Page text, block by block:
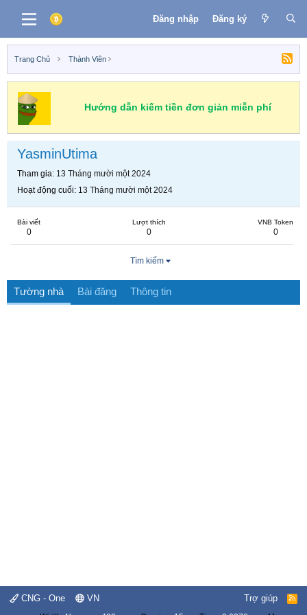
Đăng nhập Đăng ký
Trang Chủ Thành Viên
Hướng dẫn kiếm tiền đơn giản miễn phí
YasminUtima
Tham gia 13 Tháng mười một 2024
Hoạt động cuối 13 Tháng mười một 2024
Bài viết
0
Lượt thích
0
VNB Token
0
Tìm kiếm
Tường nhà Bài đăng Thông tin
CNG - One VN Trợ giúp
R